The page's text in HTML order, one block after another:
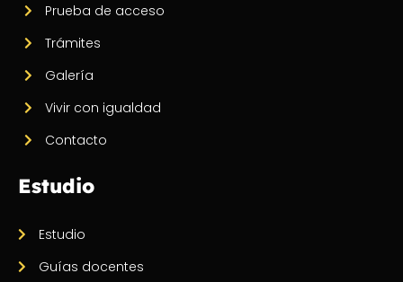
Prueba de acceso
Trámites
Galería
Vivir con igualdad
Contacto
Estudio
Estudio
Guías docentes